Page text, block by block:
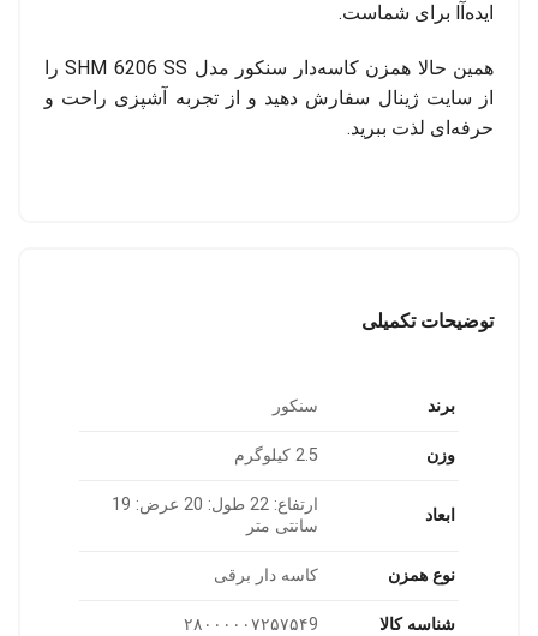
ایده‌آl برای شماست.
همین حالا همزن کاسه‌دار سنکور مدل SHM 6206 SS را
از سایت ژینال سفارش دهید و از تجربه آشپزی راحت و
حرفه‌ای لذت ببرید.
توضیحات تکمیلی
برند سنکور
وزن 2.5 کیلوگرم
ابعاد
ارتفاع: 22 طول: 20 عرض: 19
سانتی متر
نوع همزن کاسه دار برقی
شناسه کالا ۲۸۰۰۰۰۰۷۲۵۷۵۴9